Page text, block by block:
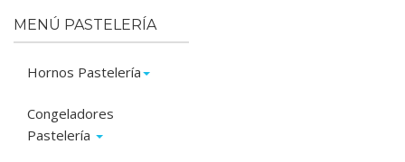
MENÚ PASTELERÍA
Hornos Pastelería
Congeladores
Pastelería